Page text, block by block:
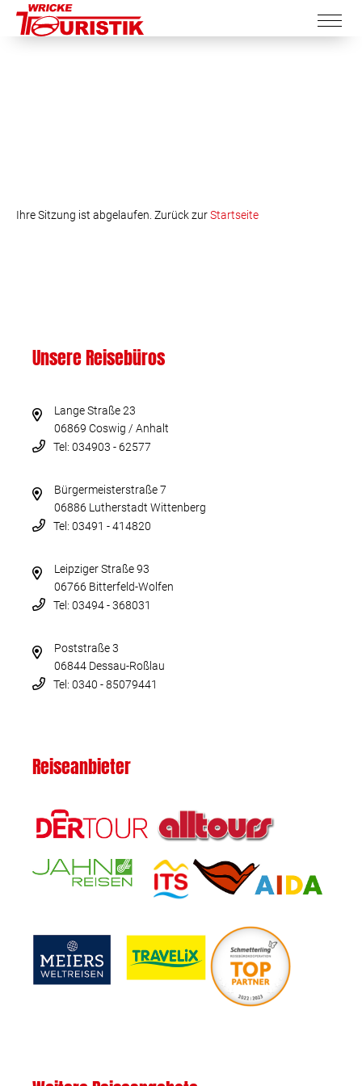
Ihre Sitzung ist abgelaufen. Zurück zurStartseite
Unsere Reisebüros
Lange Straße 23
06869 Coswig / Anhalt
Tel: 034903 - 62577
Bürgermeisterstraße 7
06886 Lutherstadt Wittenberg
Tel: 03491 - 414820
Leipziger Straße 93
06766 Bitterfeld-Wolfen
Tel: 03494 - 368031
Poststraße 3
06844 Dessau-Roßlau
Tel: 0340 - 85079441
Reiseanbieter